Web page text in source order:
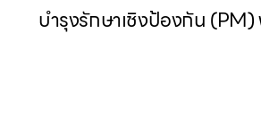
บำรุงรักษาเชิงป้องกัน